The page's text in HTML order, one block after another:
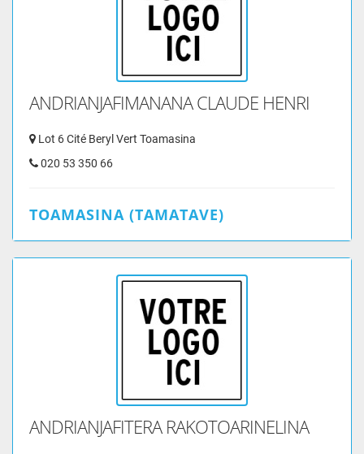
ANDRIANJAFIMANANA CLAUDE HENRI
Lot 6 Cité Beryl Vert Toamasina
020 53 350 66
TOAMASINA (TAMATAVE)
ANDRIANJAFITERA RAKOTOARINELINA